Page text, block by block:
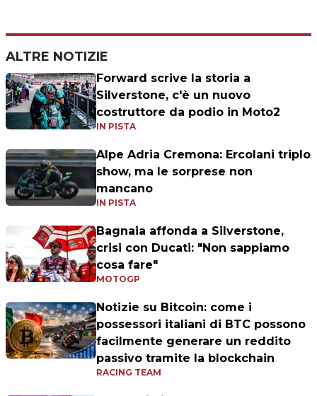
ALTRE NOTIZIE
Forward scrive la storia a
Silverstone, c'è un nuovo
costruttore da podio in Moto2
IN PISTA
Alpe Adria Cremona: Ercolani triplo
show, ma le sorprese non
mancano
IN PISTA
Bagnaia affonda a Silverstone,
crisi con Ducati: "Non sappiamo
cosa fare"
MOTOGP
Notizie su Bitcoin: come i
possessori italiani di BTC possono
facilmente generare un reddito
passivo tramite la blockchain
RACING TEAM